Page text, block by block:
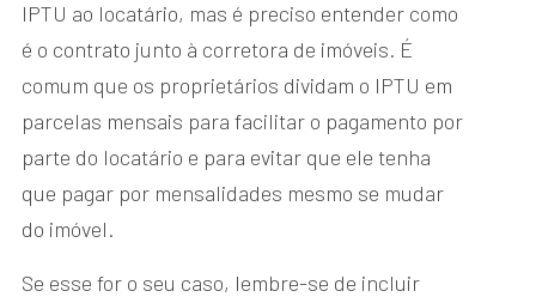
IPTU ao locatário, mas é preciso entender como
é o contrato junto à corretora de imóveis. É
comum que os proprietários dividam o IPTU em
parcelas mensais para facilitar o pagamento por
parte do locatário e para evitar que ele tenha
que pagar por mensalidades mesmo se mudar
do imóvel.
Se esse for o seu caso, lembre-se de incluir